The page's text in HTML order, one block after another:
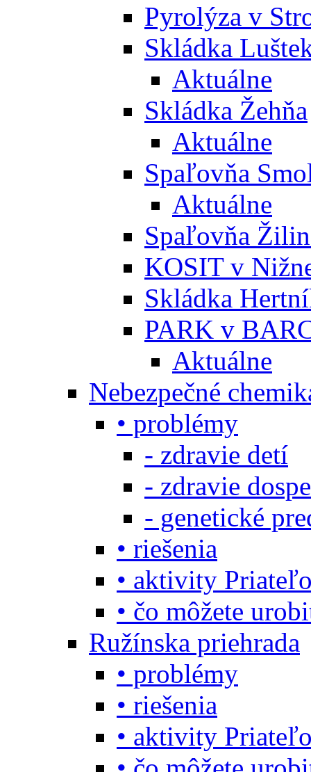
Pyrolýza v
Skládka
Aktuálne
Skládka Žehňa
Aktuálne
Spaľovňa
Aktuálne
Spaľovňa
KOSIT v
Skládka
PARK v
Aktuálne
Nebezpečné
• problémy
- zdravie detí
- zdravie
- genetické
• riešenia
• aktivity
• čo môžete
Ružínska priehrada
• problémy
• riešenia
• aktivity